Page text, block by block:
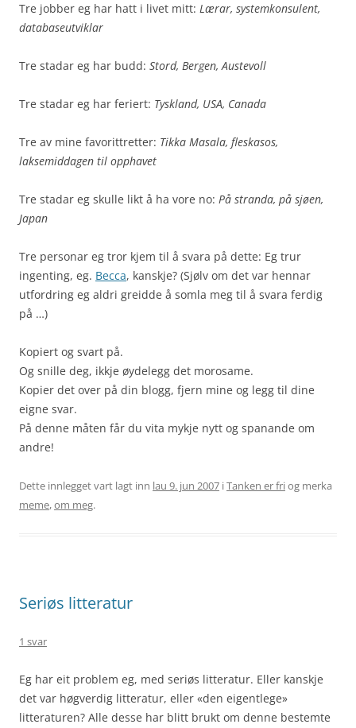
Tre jobber eg har hatt i livet mitt: Lærar, systemkonsulent,
databaseutviklar
Tre stadar eg har budd: Stord, Bergen, Austevoll
Tre stadar eg har feriert: Tyskland, USA, Canada
Tre av mine favorittretter: Tikka Masala, fleskasos,
laksemiddagen til opphavet
Tre stadar eg skulle likt å ha vore no: På stranda, på sjøen,
Japan
Tre personar eg tror kjem til å svara på dette: Eg trur
ingenting, eg. Becca, kanskje? (Sjølv om det var hennar
utfordring eg aldri greidde å somla meg til å svara ferdig
på …)
Kopiert og svart på.
Og snille deg, ikkje øydelegg det morosame.
Kopier det over på din blogg, fjern mine og legg til dine
eigne svar.
På denne måten får du vita mykje nytt og spanande om
andre!
Dette innlegget vart lagt inn lau 9. jun 2007 iTanken er friog merka
meme,om meg.
Seriøs litteratur
1 svar
Eg har eit problem eg, med seriøs litteratur. Eller kanskje
det var høgverdig litteratur, eller «den eigentlege»
litteraturen? Alle desse har blitt brukt om denne bestemte